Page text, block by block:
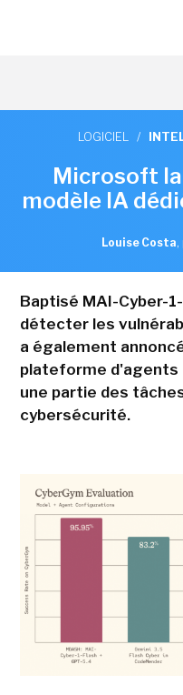
LOGICIEL /
Microsoft
modèle IA
Louise Costa,
Baptisé MAI-Cyber-
détecter les
a également
plateforme d'agents
une partie des
cybersécurité.